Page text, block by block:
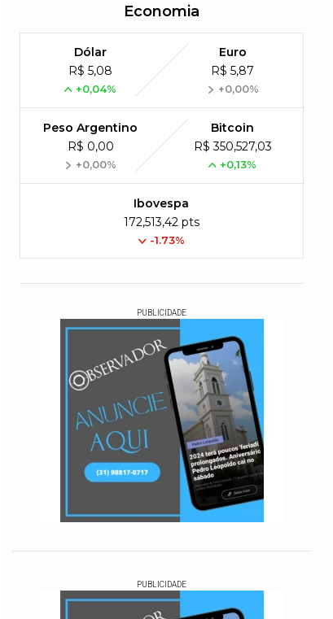
Economia
Dólar
R$ 5,08
+0,04%
Euro
R$ 5,87
+0,00%
Peso Argentino
R$ 0,00
+0,00%
Bitcoin
R$ 350,527,03
+0,13%
Ibovespa
172,513,42 pts
-1.73%
PUBLICIDADE
PUBLICIDADE